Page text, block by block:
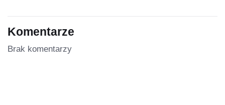
Komentarze
Brak komentarzy